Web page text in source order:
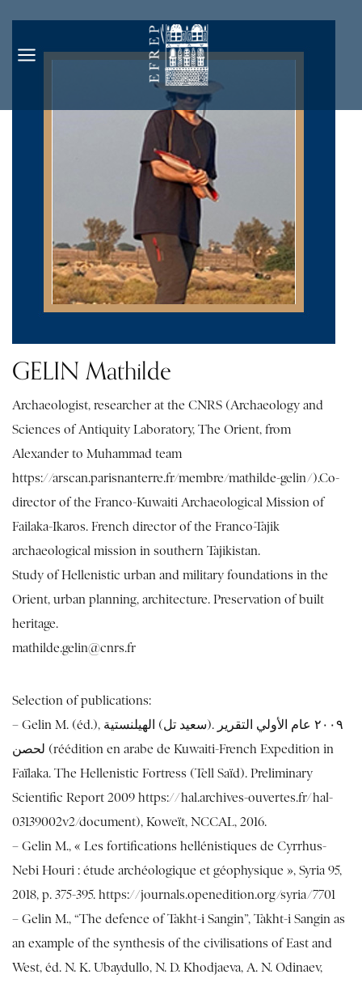
GELIN Mathilde
Archaeologist, researcher at the CNRS (Archaeology and
Sciences of Antiquity Laboratory, The Orient, from
Alexander to Muhammad team
https://arscan.parisnanterre.fr/membre/mathilde-gelin/).Co-
director of the Franco-Kuwaiti Archaeological Mission of
Failaka-Ikaros. French director of the Franco-Tajik
archaeological mission in southern Tajikistan.
Study of Hellenistic urban and military foundations in the
Orient, urban planning, architecture. Preservation of built
heritage.
mathilde.gelin@cnrs.fr
Selection of publications:
– Gelin M. (éd.), ٢٠٠٩ عام الأولي التقرير .(سعيد تل) الهيلنستية
لحصن (réédition en arabe de Kuwaiti-French Expedition in
Faïlaka. The Hellenistic Fortress (Tell Saïd). Preliminary
Scientific Report 2009 https://hal.archives-ouvertes.fr/hal-
03139002v2/document), Koweït, NCCAL, 2016.
– Gelin M., « Les fortifications hellénistiques de Cyrrhus-
Nebi Houri : étude archéologique et géophysique », Syria 95,
2018, p. 375-395. https://journals.openedition.org/syria/7701
– Gelin M., “The defence of Takht-i Sangin”, Takht-i Sangin as
an example of the synthesis of the civilisations of East and
West, éd. N. K. Ubaydullo, N. D. Khodjaeva, A. N. Odinaev,